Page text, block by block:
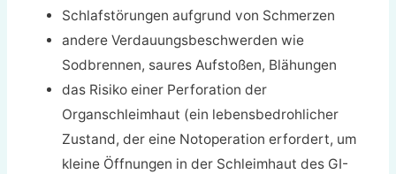
Schlafstörungen aufgrund von Schmerzen
andere Verdauungsbeschwerden wie
Sodbrennen, saures Aufstoßen, Blähungen
das Risiko einer Perforation der
Organschleimhaut (ein lebensbedrohlicher
Zustand, der eine Notoperation erfordert, um
kleine Öffnungen in der Schleimhaut des GI-